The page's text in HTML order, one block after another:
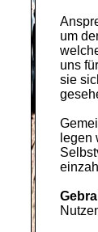
um
uns
sie
legen